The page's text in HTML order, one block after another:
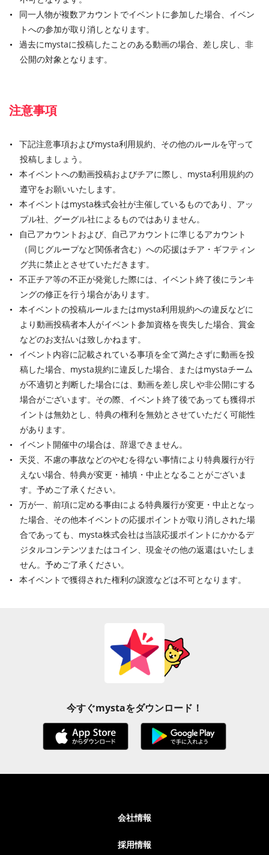
同一人物が複数アカウントでイベントに参加した場合、イベン
トへの参加が取り消しとなります。
過去にmystaに投稿したことのある動画の場合、差し戻し、非
公開の対象となります。
注意事項
下記注意事項およびmysta利用規約、その他のルールを守って
投稿しましょう。
本イベントへの動画投稿およびチアに際し、mysta利用規約の
遵守をお願いいたします。
本イベントはmysta株式会社が主催しているものであり、アッ
プル社、グーグル社によるものではありません。
自己アカウントおよび、自己アカウントに準じるアカウント
（同じグループなど関係者含む）への応援はチア・ギフティン
グ共に禁止とさせていただきます。
不正チア等の不正が発覚した際には、イベント終了後にランキ
ングの修正を行う場合があります。
本イベントの投稿ルールまたはmysta利用規約への違反などに
より動画投稿者本人がイベント参加資格を喪失した場合、賞金
などのお支払いは致しかねます。
イベント内容に記載されている事項を全て満たさずに動画を投
稿した場合、mysta規約に違反した場合、またはmystaチーム
が不適切と判断した場合には、動画を差し戻しや非公開にする
場合がございます。その際、イベント終了後であっても獲得ポ
イントは無効とし、特典の権利を無効とさせていただく可能性
があります。
イベント開催中の場合は、辞退できません。
天災、不慮の事故などのやむを得ない事情により特典履行が行
えない場合、特典が変更・補填・中止となることがございま
す。予めご了承ください。
万が一、前項に定める事由による特典履行が変更・中止となっ
た場合、その他本イベントの応援ポイントが取り消しされた場
合であっても、mysta株式会社は当該応援ポイントにかかるデ
ジタルコンテンツまたはコイン、現金その他の返還はいたしま
せん。予めご了承ください。
本イベントで獲得された権利の譲渡などは不可となります。
今すぐmystaをダウンロード！
会社情報
採用情報